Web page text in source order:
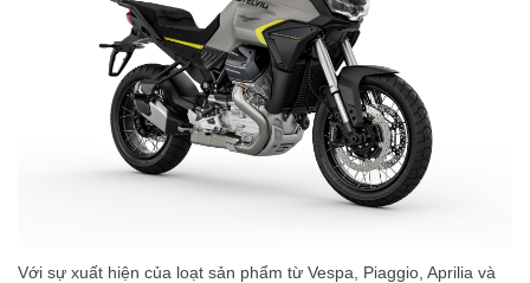
Với sự xuất hiện của loạt sản phẩm từ Vespa, Piaggio, Aprilia và